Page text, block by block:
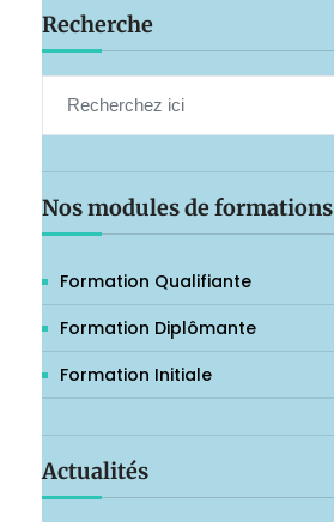
Recherche
Nos modules de formations
Formation Qualifiante
Formation Diplômante
Formation Initiale
Actualités